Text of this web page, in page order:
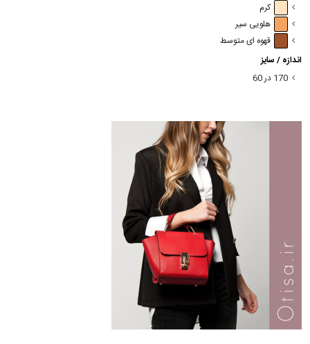
کرم
هلویی سیر
قهوه ای متوسط
اندازه / سایز
170 در 60